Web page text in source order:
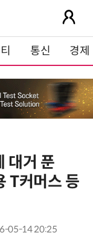
통신 경제
대거 푼
T커머스 등
05-14 20:25